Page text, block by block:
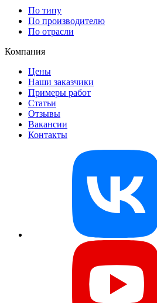
По типу
По производителю
По отрасли
Компания
Цены
Наши заказчики
Примеры работ
Статьи
Отзывы
Вакансии
Контакты